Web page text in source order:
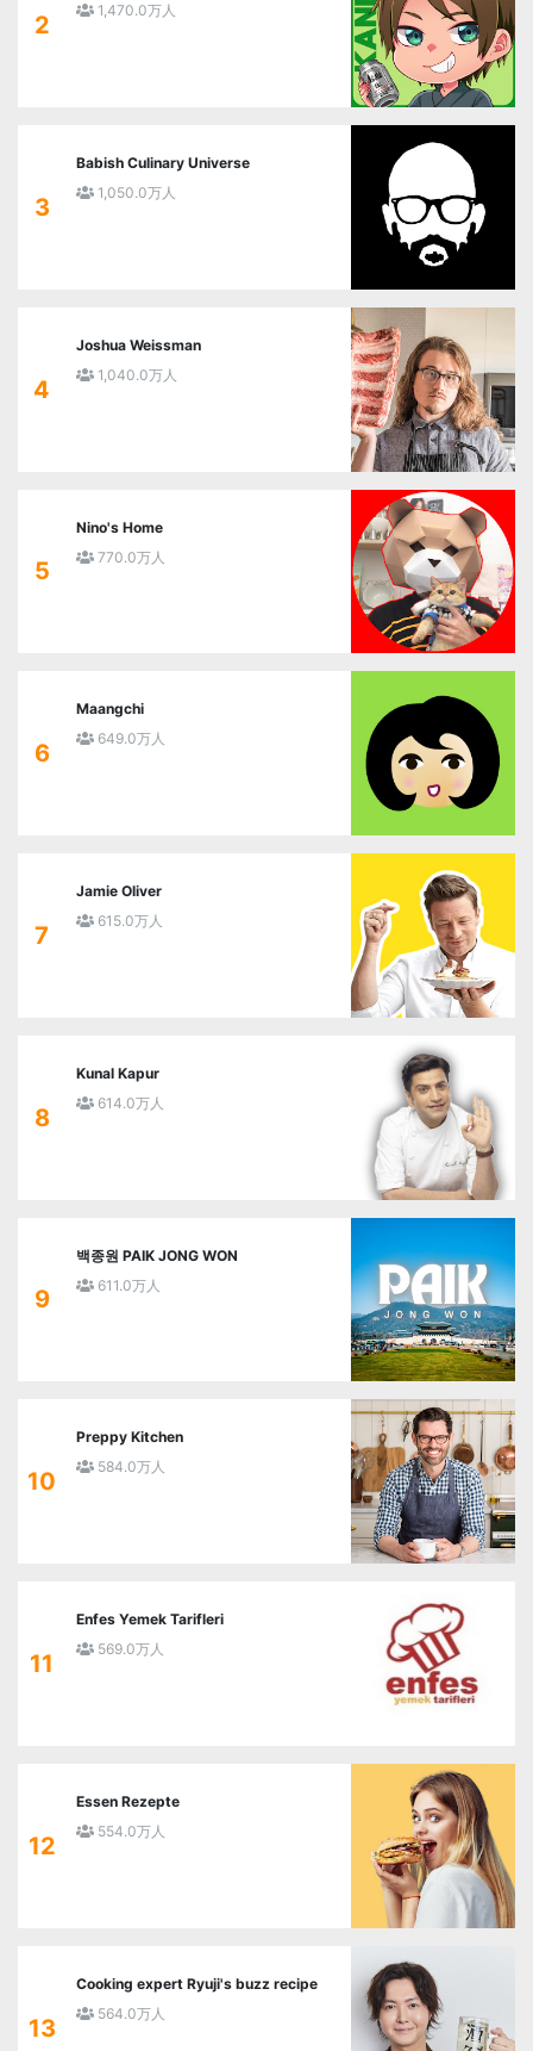
2
1,470.0万人
3
Babish Culinary Universe
1,050.0万人
4
Joshua Weissman
1,040.0万人
5
Nino's Home
770.0万人
6
Maangchi
649.0万人
7
Jamie Oliver
615.0万人
8
Kunal Kapur
614.0万人
9
백종원 PAIK JONG WON
611.0万人
10
Preppy Kitchen
584.0万人
11
Enfes Yemek Tarifleri
569.0万人
12
Essen Rezepte
554.0万人
13
Cooking expert Ryuji's buzz recipe
564.0万人